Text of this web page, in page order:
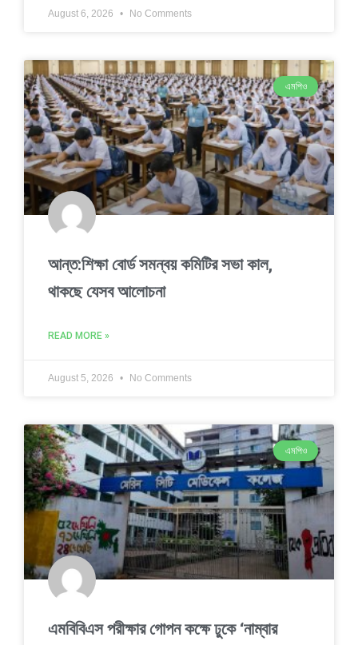
August 6, 2026 No Comments
এমপিও
আন্ত:শিক্ষা বোর্ড সমন্বয় কমিটির সভা কাল,
থাকছে যেসব আলোচনা
READ MORE »
August 5, 2026 No Comments
এমপিও
এমবিবিএস পরীক্ষার গোপন কক্ষে ঢুকে ‘নাম্বার